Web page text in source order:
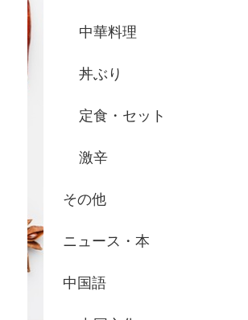
中華料理
丼ぶり
定食・セット
激辛
その他
ニュース・本
中国語